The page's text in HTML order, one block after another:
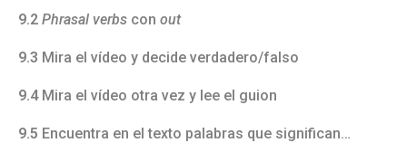
9.2 Phrasal verbs con out
9.3 Mira el vídeo y decide verdadero/falso
9.4Mira el vídeo otra vez y lee el guion
9.5 Encuentra en el texto palabras que significan…